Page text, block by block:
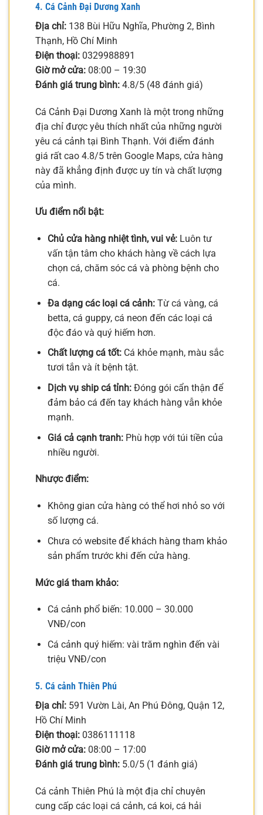
4. Cá Cảnh Đại Dương Xanh
Địa chỉ: 138 Bùi Hữu Nghĩa, Phường 2, Bình
Thạnh, Hồ Chí Minh
Điện thoại: 0329988891
Giờ mở cửa: 08:00 – 19:30
Đánh giá trung bình: 4.8/5 (48 đánh giá)
Cá Cảnh Đại Dương Xanh là một trong những
địa chỉ được yêu thích nhất của những người
yêu cá cảnh tại Bình Thạnh. Với điểm đánh
giá rất cao 4.8/5 trên Google Maps, cửa hàng
này đã khẳng định được uy tín và chất lượng
của mình.
Ưu điểm nổi bật:
Chủ cửa hàng nhiệt tình, vui vẻ:Luôn tư
vấn tận tâm cho khách hàng về cách lựa
chọn cá, chăm sóc cá và phòng bệnh cho
cá.
Đa dạng các loại cá cảnh:Từ cá vàng, cá
betta, cá guppy, cá neon đến các loại cá
độc đáo và quý hiếm hơn.
Chất lượng cá tốt:Cá khỏe mạnh, màu sắc
tươi tắn và ít bệnh tật.
Dịch vụ ship cá tỉnh:Đóng gói cẩn thận để
đảm bảo cá đến tay khách hàng vẫn khỏe
mạnh.
Giá cả cạnh tranh:Phù hợp với túi tiền của
nhiều người.
Nhược điểm:
Không gian cửa hàng có thể hơi nhỏ so với
số lượng cá.
Chưa có website để khách hàng tham khảo
sản phẩm trước khi đến cửa hàng.
Mức giá tham khảo:
Cá cảnh phổ biến: 10.000 – 30.000
VNĐ/con
Cá cảnh quý hiếm: vài trăm nghìn đến vài
triệu VNĐ/con
5. Cá cảnh Thiên Phú
Địa chỉ: 591 Vườn Lài, An Phú Đông, Quận 12,
Hồ Chí Minh
Điện thoại: 0386111118
Giờ mở cửa: 08:00 – 17:00
Đánh giá trung bình: 5.0/5 (1 đánh giá)
Cá cảnh Thiên Phú là một địa chỉ chuyên
cung cấp các loại cá cảnh, cá koi, cá hải